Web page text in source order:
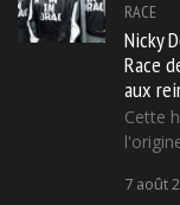
RACE
Nicky
Race
aux
Cette
7 août